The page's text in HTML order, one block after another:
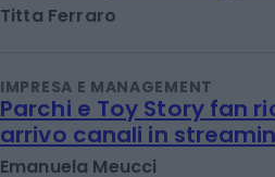
Titta Ferraro
IMPRESA E MANAGEMENT
Parchi e Toy Story fan
arrivo canali in
Emanuela Meucci